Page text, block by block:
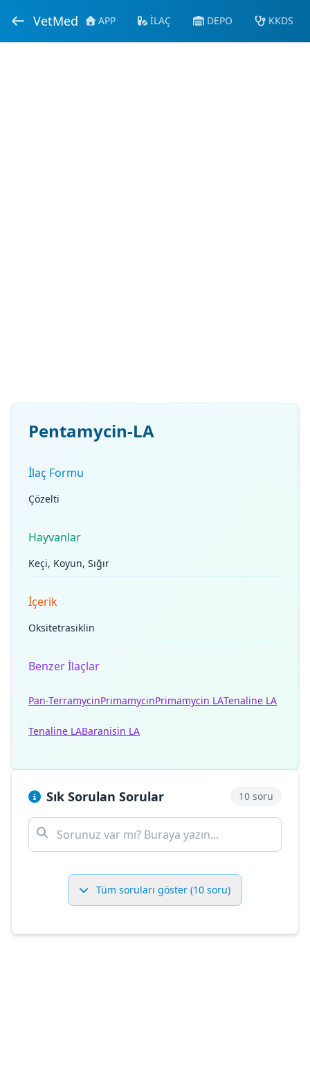
VetMed APP İLAÇ DEPO KKDS
Pentamycin-LA
İlaç Formu
Çözelti
Hayvanlar
Keçi, Koyun, Sığır
İçerik
Oksitetrasiklin
Benzer İlaçlar
Pan-TerramycinPrimamycinPrimamycin LATenaline LA
Tenaline LABaranisin LA
Sık Sorulan Sorular 10 soru
Tüm soruları göster (10 soru)